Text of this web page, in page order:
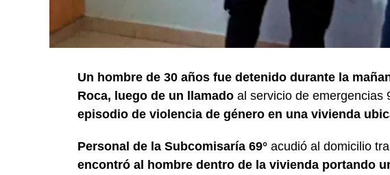
Un hombre de 30 años fue detenido durante la
Roca, luego de un llamado al servicio de emergencias
episodio de violencia de género en una vivienda
Personal de la Subcomisaría 69° acudió al domicilio
encontró al hombre dentro de la vivienda portando